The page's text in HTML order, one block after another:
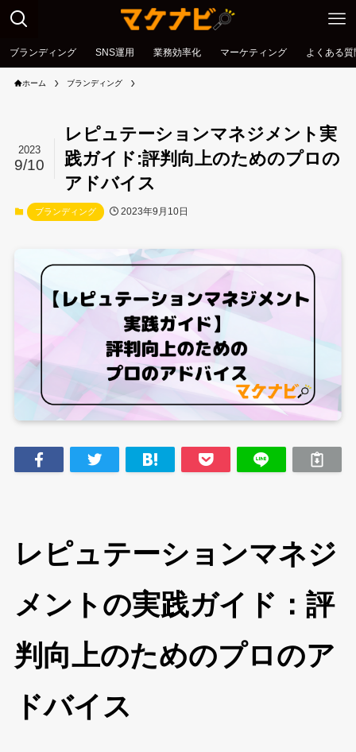
ブランディング SNS運用 業務効率化 マーケティング よくある質
ホーム ブランディング
レピュテーションマネジメント実
践ガイド:評判向上のためのプロの
アドバイス
2023
9/10
ブランディング 2023年9月10日
レピュテーションマネジ
メントの実践ガイド：評
判向上のためのプロのア
ドバイス